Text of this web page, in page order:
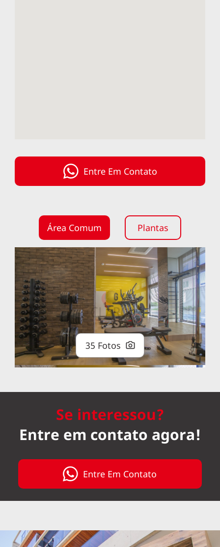
Entre Em Contato
Área Comum Plantas
35 Fotos
Se interessou?
Entre em contato agora!
Entre Em Contato